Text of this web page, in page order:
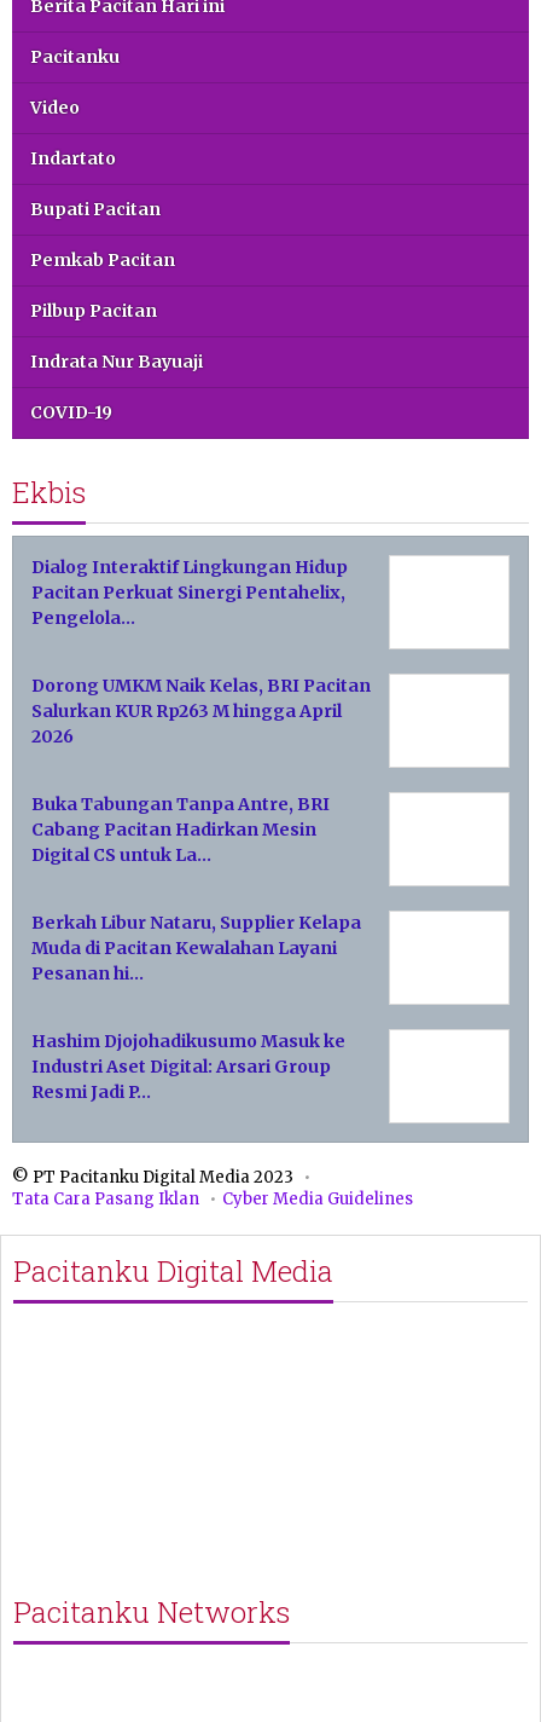
Berita Pacitan Hari ini
Pacitanku
Video
Indartato
Bupati Pacitan
Pemkab Pacitan
Pilbup Pacitan
Indrata Nur Bayuaji
COVID-19
Ekbis
Dialog Interaktif Lingkungan Hidup
Pacitan Perkuat Sinergi Pentahelix,
Pengelola…
Dorong UMKM Naik Kelas, BRI Pacitan
Salurkan KUR Rp263 M hingga April
2026
Buka Tabungan Tanpa Antre, BRI
Cabang Pacitan Hadirkan Mesin
Digital CS untuk La…
Berkah Libur Nataru, Supplier Kelapa
Muda di Pacitan Kewalahan Layani
Pesanan hi…
Hashim Djojohadikusumo Masuk ke
Industri Aset Digital: Arsari Group
Resmi Jadi P…
© PT Pacitanku Digital Media 2023
Tata Cara Pasang Iklan
Cyber Media Guidelines
Pacitanku Digital Media
Pacitanku Networks